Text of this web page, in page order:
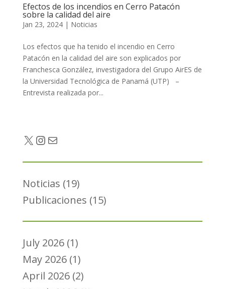
Efectos de los incendios en Cerro Patacón
sobre la calidad del aire
Jan 23, 2024| Noticias
Los efectos que ha tenido el incendio en Cerro
Patacón en la calidad del aire son explicados por
Franchesca González, investigadora del Grupo AirES de
la Universidad Tecnológica de Panamá (UTP) –
Entrevista realizada por...
Twitter
Instagram
Mail
Noticias (19)
Publicaciones (15)
July 2026(1)
May 2026(1)
April 2026(2)